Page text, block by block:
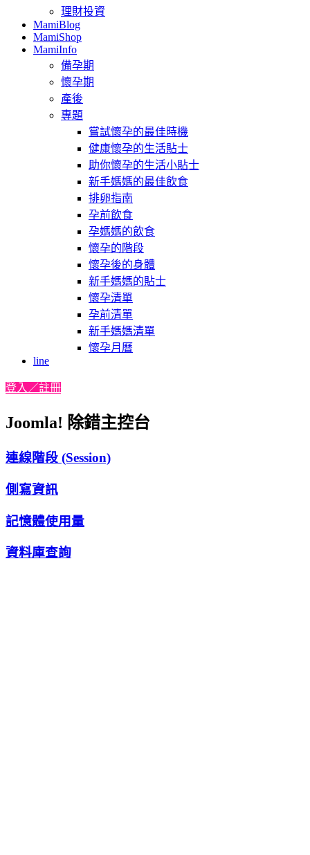
理財投資
MamiBlog
MamiShop
MamiInfo
備孕期
懷孕期
產後
專題
嘗試懷孕的最佳時機
健康懷孕的生活貼士
助你懷孕的生活小貼士
新手媽媽的最佳飲食
排卵指南
孕前飲食
孕媽媽的飲食
懷孕的階段
懷孕後的身體
新手媽媽的貼士
懷孕清單
孕前清單
新手媽媽清單
懷孕月曆
line
登入／註冊
Joomla! 除錯主控台
連線階段 (Session)
側寫資訊
記憶體使用量
資料庫查詢